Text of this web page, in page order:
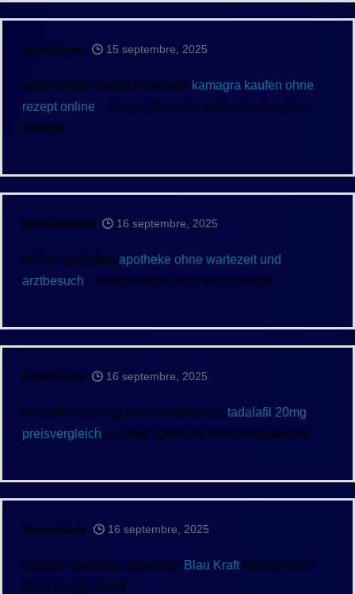
IsraelViown 15 septembre, 2025
potenzmittel diskret bestellen: kamagra kaufen ohne
rezept online – Viagra Generika online kaufen ohne
Rezept
DonaldErymn 16 septembre, 2025
online apotheke: apotheke ohne wartezeit und
arztbesuch – medikament ohne rezept notfall
IsraelViown 16 septembre, 2025
schnelle lieferung tadalafil tabletten: tadalafil 20mg
preisvergleich – online apotheke versandkostenfrei
StevenSarie 16 septembre, 2025
п»їshop apotheke gutschein Blau Kraft medikament
ohne rezept notfall